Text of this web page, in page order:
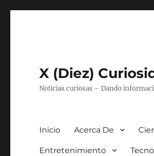
X (Diez)
Noticias curiosas – Dando
Inicio Acerca De
Entretenimiento